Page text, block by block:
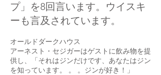
プ」を8回言います。ウイスキ
ーも言及されています。
オールドダークハウス
アーネスト・セジガーはゲストに飲み物を提
供し、「それはジンだけです、あなたはジン
を知っています。 。 。ジンが好き！」